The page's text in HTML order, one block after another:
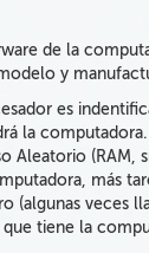
de la
y
es
la computadora.
Aleatorio (RAM,
más
(algunas veces
que tiene la